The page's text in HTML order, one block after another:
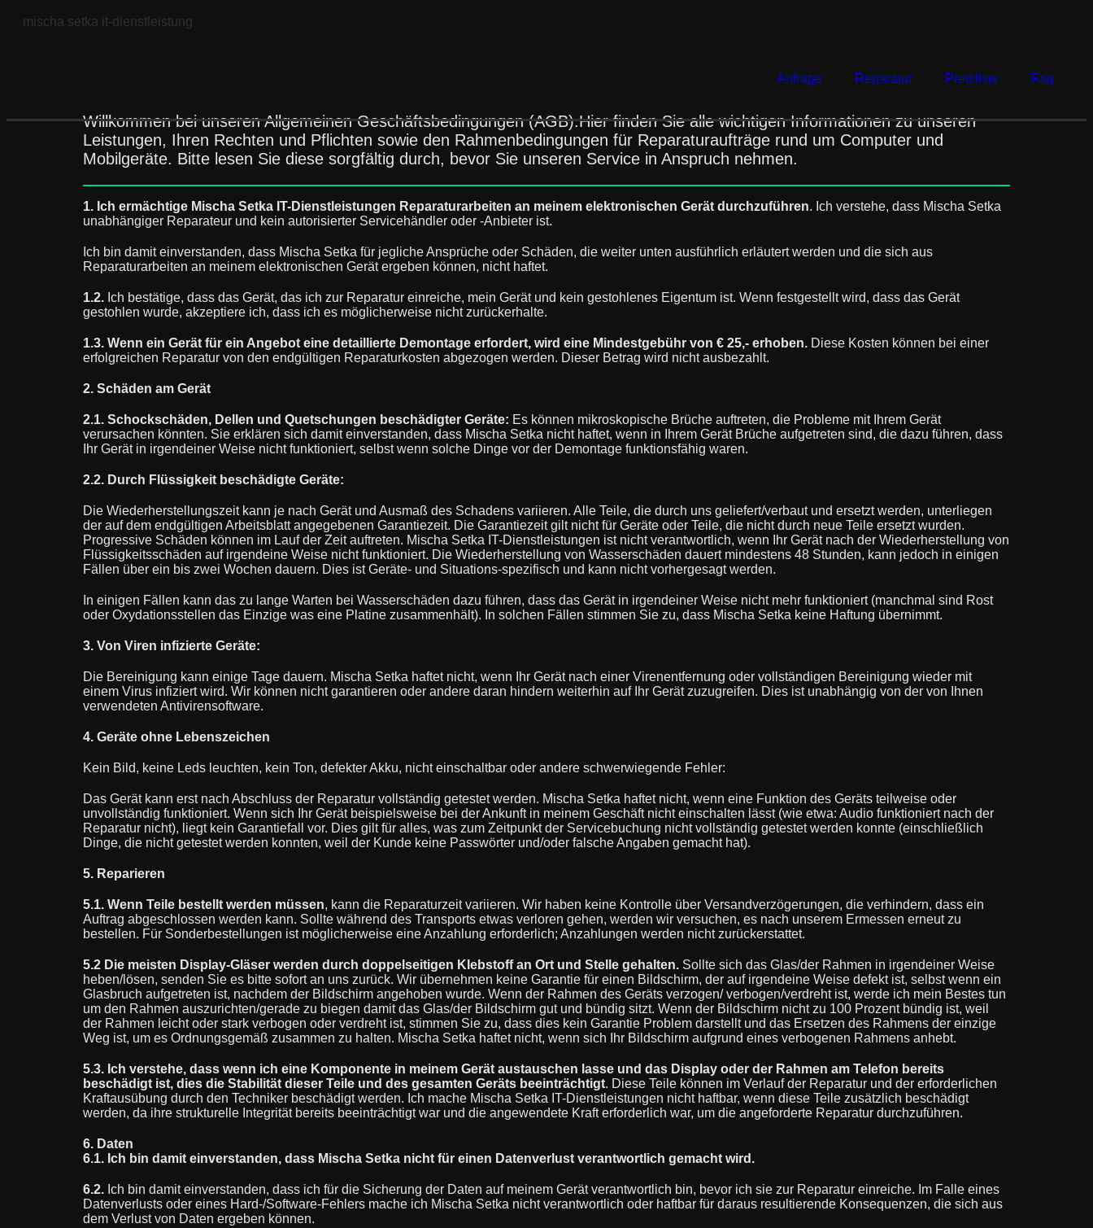
mischa setka it-dienstleistung
Anfrage Reparatur Preisliste Faq
Willkommen bei unseren Allgemeinen Geschäftsbedingungen (AGB).Hier finden Sie alle wichtigen Informationen zu unseren
Leistungen, Ihren Rechten und Pflichten sowie den Rahmenbedingungen für Reparaturaufträge rund um Computer und
Mobilgeräte. Bitte lesen Sie diese sorgfältig durch, bevor Sie unseren Service in Anspruch nehmen.
1. Ich ermächtige Mischa Setka IT-Dienstleistungen Reparaturarbeiten an meinem elektronischen Gerät durchzuführen. Ich verstehe, dass Mischa Setka
unabhängiger Reparateur und kein autorisierter Servicehändler oder -Anbieter ist.
Ich bin damit einverstanden, dass Mischa Setka für jegliche Ansprüche oder Schäden, die weiter unten ausführlich erläutert werden und die sich aus
Reparaturarbeiten an meinem elektronischen Gerät ergeben können, nicht haftet.
1.2. Ich bestätige, dass das Gerät, das ich zur Reparatur einreiche, mein Gerät und kein gestohlenes Eigentum ist. Wenn festgestellt wird, dass das Gerät
gestohlen wurde, akzeptiere ich, dass ich es möglicherweise nicht zurückerhalte.
1.3. Wenn ein Gerät für ein Angebot eine detaillierte Demontage erfordert, wird eine Mindestgebühr von € 25,- erhoben. Diese Kosten können bei einer
erfolgreichen Reparatur von den endgültigen Reparaturkosten abgezogen werden. Dieser Betrag wird nicht ausbezahlt.
2. Schäden am Gerät
2.1. Schockschäden, Dellen und Quetschungen beschädigter Geräte: Es können mikroskopische Brüche auftreten, die Probleme mit Ihrem Gerät
verursachen könnten. Sie erklären sich damit einverstanden, dass Mischa Setka nicht haftet, wenn in Ihrem Gerät Brüche aufgetreten sind, die dazu führen, dass
Ihr Gerät in irgendeiner Weise nicht funktioniert, selbst wenn solche Dinge vor der Demontage funktionsfähig waren.
2.2. Durch Flüssigkeit beschädigte Geräte:
Die Wiederherstellungszeit kann je nach Gerät und Ausmaß des Schadens variieren. Alle Teile, die durch uns geliefert/verbaut und ersetzt werden, unterliegen
der auf dem endgültigen Arbeitsblatt angegebenen Garantiezeit. Die Garantiezeit gilt nicht für Geräte oder Teile, die nicht durch neue Teile ersetzt wurden.
Progressive Schäden können im Lauf der Zeit auftreten. Mischa Setka IT-Dienstleistungen ist nicht verantwortlich, wenn Ihr Gerät nach der Wiederherstellung von
Flüssigkeitsschäden auf irgendeine Weise nicht funktioniert. Die Wiederherstellung von Wasserschäden dauert mindestens 48 Stunden, kann jedoch in einigen
Fällen über ein bis zwei Wochen dauern. Dies ist Geräte- und Situations-spezifisch und kann nicht vorhergesagt werden.
In einigen Fällen kann das zu lange Warten bei Wasserschäden dazu führen, dass das Gerät in irgendeiner Weise nicht mehr funktioniert (manchmal sind Rost
oder Oxydationsstellen das Einzige was eine Platine zusammenhält). In solchen Fällen stimmen Sie zu, dass Mischa Setka keine Haftung übernimmt.
3. Von Viren infizierte Geräte:
Die Bereinigung kann einige Tage dauern. Mischa Setka haftet nicht, wenn Ihr Gerät nach einer Virenentfernung oder vollständigen Bereinigung wieder mit
einem Virus infiziert wird. Wir können nicht garantieren oder andere daran hindern weiterhin auf Ihr Gerät zuzugreifen. Dies ist unabhängig von der von Ihnen
verwendeten Antivirensoftware.
4. Geräte ohne Lebenszeichen
Kein Bild, keine Leds leuchten, kein Ton, defekter Akku, nicht einschaltbar oder andere schwerwiegende Fehler:
Das Gerät kann erst nach Abschluss der Reparatur vollständig getestet werden. Mischa Setka haftet nicht, wenn eine Funktion des Geräts teilweise oder
unvollständig funktioniert. Wenn sich Ihr Gerät beispielsweise bei der Ankunft in meinem Geschäft nicht einschalten lässt (wie etwa: Audio funktioniert nach der
Reparatur nicht), liegt kein Garantiefall vor. Dies gilt für alles, was zum Zeitpunkt der Servicebuchung nicht vollständig getestet werden konnte (einschließlich
Dinge, die nicht getestet werden konnten, weil der Kunde keine Passwörter und/oder falsche Angaben gemacht hat).
5. Reparieren
5.1. Wenn Teile bestellt werden müssen, kann die Reparaturzeit variieren. Wir haben keine Kontrolle über Versandverzögerungen, die verhindern, dass ein
Auftrag abgeschlossen werden kann. Sollte während des Transports etwas verloren gehen, werden wir versuchen, es nach unserem Ermessen erneut zu
bestellen. Für Sonderbestellungen ist möglicherweise eine Anzahlung erforderlich; Anzahlungen werden nicht zurückerstattet.
5.2 Die meisten Display-Gläser werden durch doppelseitigen Klebstoff an Ort und Stelle gehalten. Sollte sich das Glas/der Rahmen in irgendeiner Weise
heben/lösen, senden Sie es bitte sofort an uns zurück. Wir übernehmen keine Garantie für einen Bildschirm, der auf irgendeine Weise defekt ist, selbst wenn ein
Glasbruch aufgetreten ist, nachdem der Bildschirm angehoben wurde. Wenn der Rahmen des Geräts verzogen/ verbogen/verdreht ist, werde ich mein Bestes tun
um den Rahmen auszurichten/gerade zu biegen damit das Glas/der Bildschirm gut und bündig sitzt. Wenn der Bildschirm nicht zu 100 Prozent bündig ist, weil
der Rahmen leicht oder stark verbogen oder verdreht ist, stimmen Sie zu, dass dies kein Garantie Problem darstellt und das Ersetzen des Rahmens der einzige
Weg ist, um es Ordnungsgemäß zusammen zu halten. Mischa Setka haftet nicht, wenn sich Ihr Bildschirm aufgrund eines verbogenen Rahmens anhebt.
5.3. Ich verstehe, dass wenn ich eine Komponente in meinem Gerät austauschen lasse und das Display oder der Rahmen am Telefon bereits
beschädigt ist, dies die Stabilität dieser Teile und des gesamten Geräts beeinträchtigt. Diese Teile können im Verlauf der Reparatur und der erforderlichen
Kraftausübung durch den Techniker beschädigt werden. Ich mache Mischa Setka IT-Dienstleistungen nicht haftbar, wenn diese Teile zusätzlich beschädigt
werden, da ihre strukturelle Integrität bereits beeinträchtigt war und die angewendete Kraft erforderlich war, um die angeforderte Reparatur durchzuführen.
6. Daten
6.1. Ich bin damit einverstanden, dass Mischa Setka nicht für einen Datenverlust verantwortlich gemacht wird.
6.2. Ich bin damit einverstanden, dass ich für die Sicherung der Daten auf meinem Gerät verantwortlich bin, bevor ich sie zur Reparatur einreiche. Im Falle eines
Datenverlusts oder eines Hard-/Software-Fehlers mache ich Mischa Setka nicht verantwortlich oder haftbar für daraus resultierende Konsequenzen, die sich aus
dem Verlust von Daten ergeben können.